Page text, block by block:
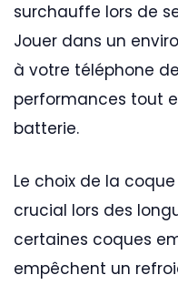
surchauffe lors de
Jouer dans un
à votre téléphone
performances tout
batterie.
Le choix de la
crucial lors des
certaines coques
empêchent un